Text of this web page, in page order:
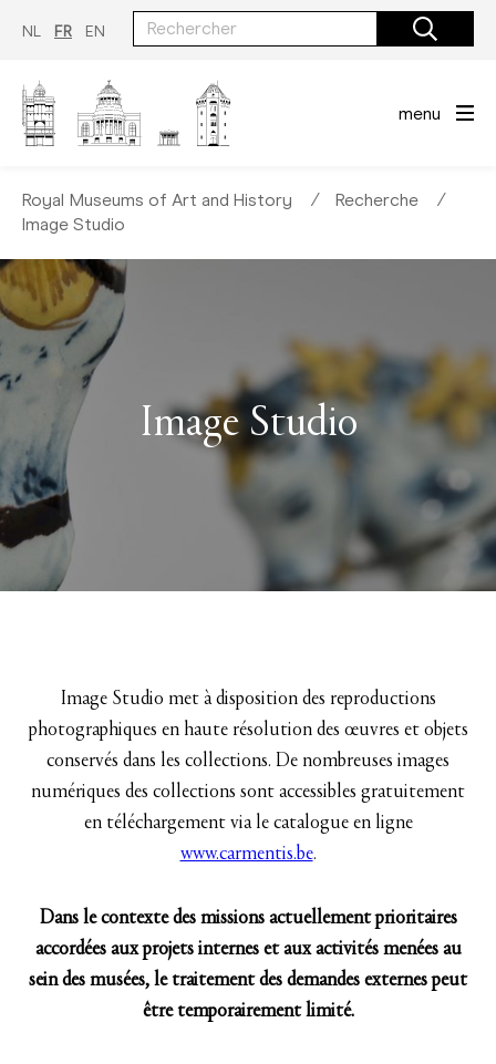
NL FR EN
menu
Royal Museums of Art and History ∕ Recherche
∕
Image Studio
Image Studio
Image Studio met à disposition des reproductions
photographiques en haute résolution des œuvres et objets
conservés dans les collections. De nombreuses images
numériques des collections sont accessibles gratuitement
en téléchargement via le catalogue en ligne
www.carmentis.be.
Dans le contexte des missions actuellement prioritaires
accordées aux projets internes et aux activités menées au
sein des musées, le traitement des demandes externes peut
être temporairement limité.